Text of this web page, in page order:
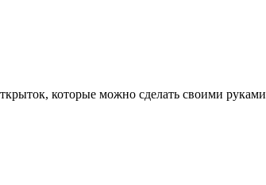
которые можно сделать своими руками